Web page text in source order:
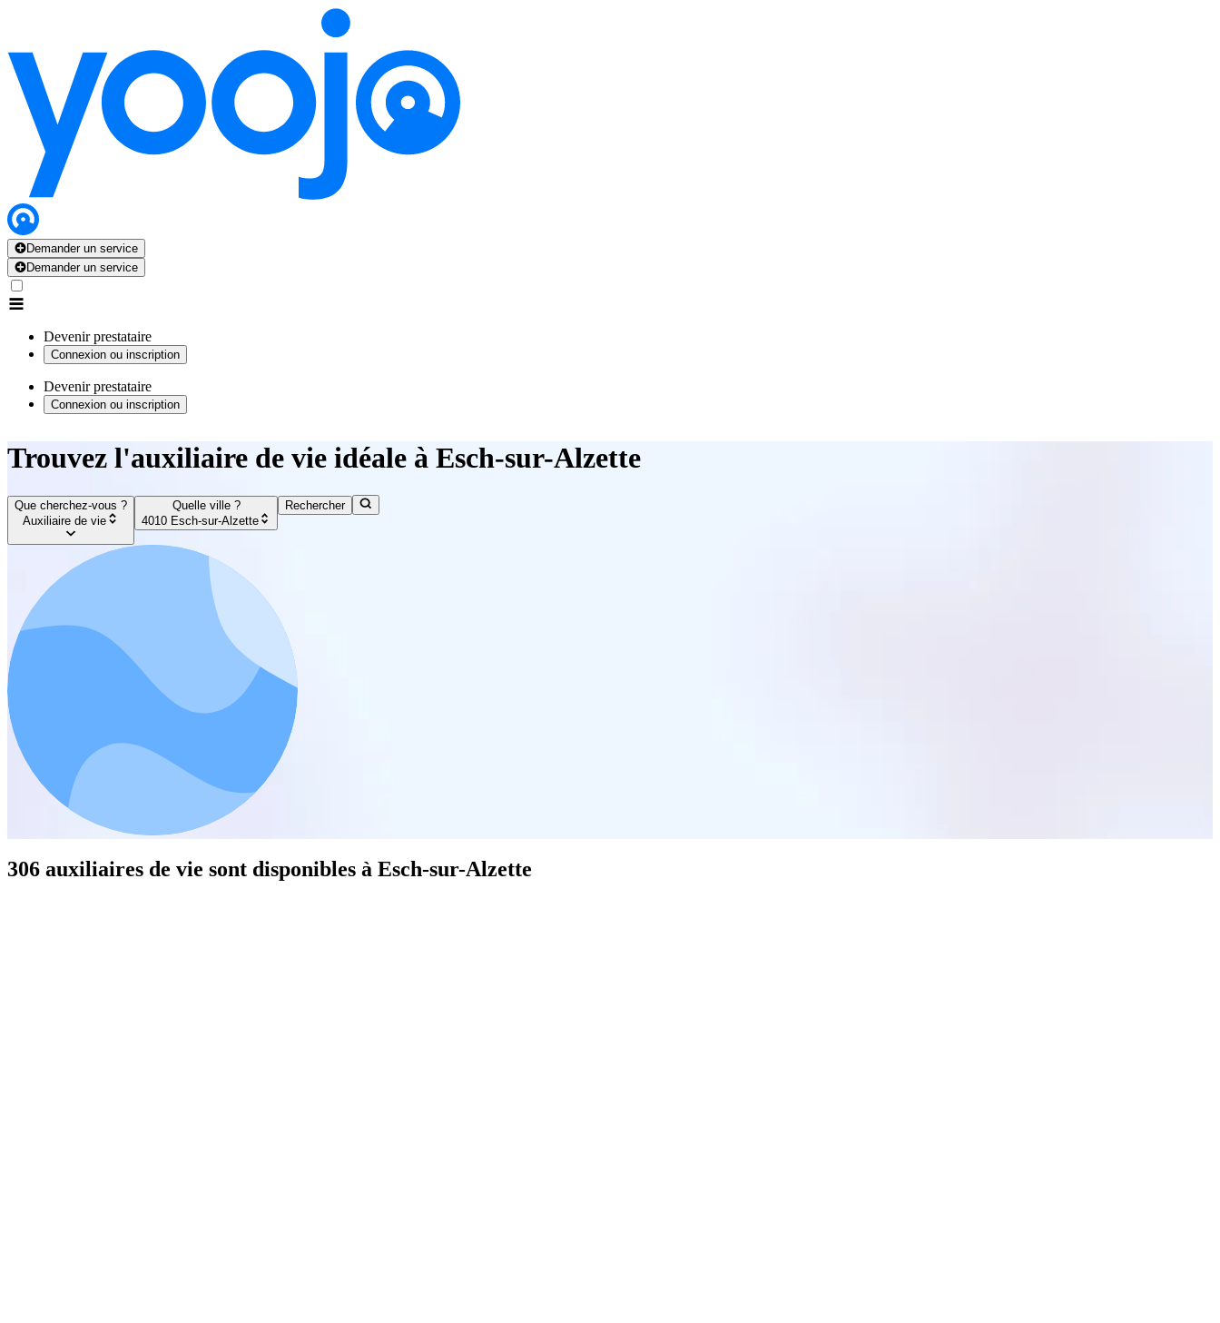
Demander un service
Demander un service
Devenir prestataire
Connexion ou inscription
Devenir prestataire
Connexion ou inscription
Trouvez l'auxiliaire de vie idéale à Esch-sur-Alzette
Que cherchez-vous ?
Auxiliaire de vie
Quelle ville ?
4010 Esch-sur-Alzette
Rechercher
306 auxiliaires de vie sont disponibles à Esch-sur-Alzette